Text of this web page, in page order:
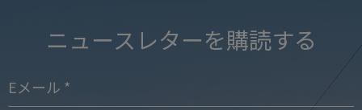
ニュースレターを購読する